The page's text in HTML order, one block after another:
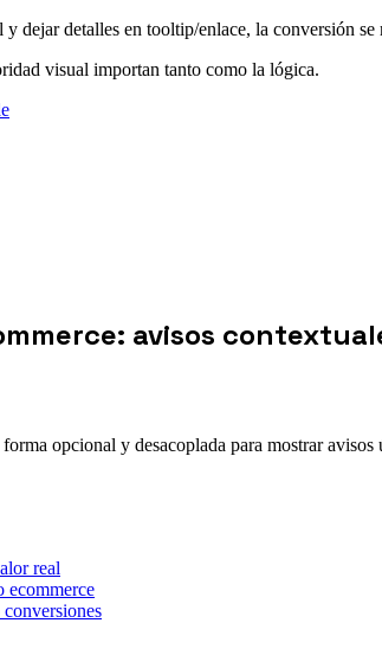
dejar detalles en tooltip/enlace, la conversión se
visual importan tanto como la lógica.
avisos
opcional y desacoplada para mostrar
real
ecommerce